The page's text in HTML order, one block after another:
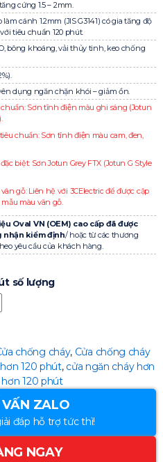
cứng 1.5 – 2mm.
cánh 1.2mm (JIS G3141) có gia tăng độ
tiêu chuẩn 120 phút.
bông khoáng, vải thủy tinh, keo chống
dụng ngăn chặn khói – giảm ồn.
chuẩn: Sơn tĩnh điện màu ghi sáng (Jotun
chuẩn: Sơn tĩnh điện màu cam, đen,
biệt: Sơn Jotun Grey FTX (Jotun G Style
gỗ: Liên hệ với 3CElectric để được cập
màu vân gỗ.
Oval VN (OEM) cao cấp đã được
nhận kiểm định/ hoặc từ các thương
yêu cầu của khách hàng.
số lượng
chống cháy, Cửa chống cháy
120 phút, cửa ngăn cháy hơn
120 phút
VẤN ZALO
đáp hỗ trợ tức thì!
NGAY